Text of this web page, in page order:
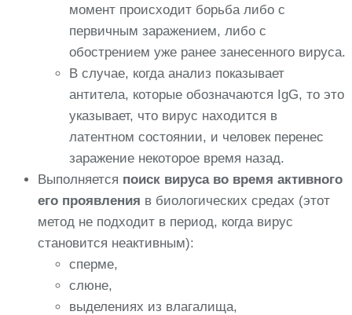
момент происходит борьба либо с
первичным заражением, либо с
обострением уже ранее занесенного вируса.
В случае, когда анализ показывает
антитела, которые обозначаются IgG, то это
указывает, что вирус находится в
латентном состоянии, и человек перенес
заражение некоторое время назад.
Выполняется поиск вируса во время активного
его проявления в биологических средах (этот
метод не подходит в период, когда вирус
становится неактивным):
сперме,
слюне,
выделениях из влагалища,